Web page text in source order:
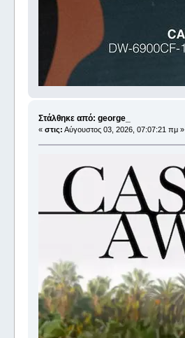
Στάλθηκε από: george_
« στις: Αύγουστος 03, 2026, 07:07:21 πμ »